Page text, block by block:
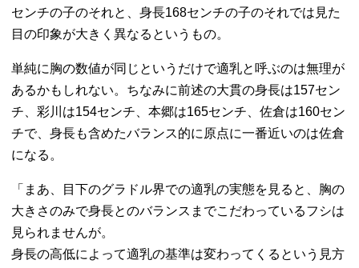
センチの子のそれと、身長168センチの子のそれでは見た
目の印象が大きく異なるというもの。
単純に胸の数値が同じというだけで適乳と呼ぶのは無理が
あるかもしれない。ちなみに前述の大貫の身長は157セン
チ、彩川は154センチ、本郷は165センチ、佐倉は160セン
チで、身長も含めたバランス的に原点に一番近いのは佐倉
になる。
「まあ、目下のグラドル界での適乳の実態を見ると、胸の
大きさのみで身長とのバランスまでこだわっているフシは
見られませんが。
身長の高低によって適乳の基準は変わってくるという見方